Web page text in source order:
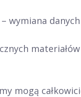
wymiana
mogą